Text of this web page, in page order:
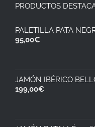
PRODUCTOS
PALETILLA PATA
95,00€
JAMÓN IBÉRICO
199,00€